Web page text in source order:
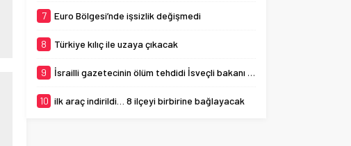
7 Euro Bölgesi’nde işsizlik değişmedi
8 Türkiye kılıç ile uzaya çıkacak
9 İsrailli gazetecinin ölüm tehdidi İsveçli bakanı ağlattı
10 ilk araç indirildi… 8 ilçeyi birbirine bağlayacak